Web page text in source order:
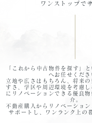
ワンストップで
「これから中古物件を探す」
へお任せくださ
立地や広さはもちろん、将来
すさ、学区や周辺環境を考慮し
にリノベーションできる優良
介。
不動産購入からリノベーショ
サポートし、ワンランク上の